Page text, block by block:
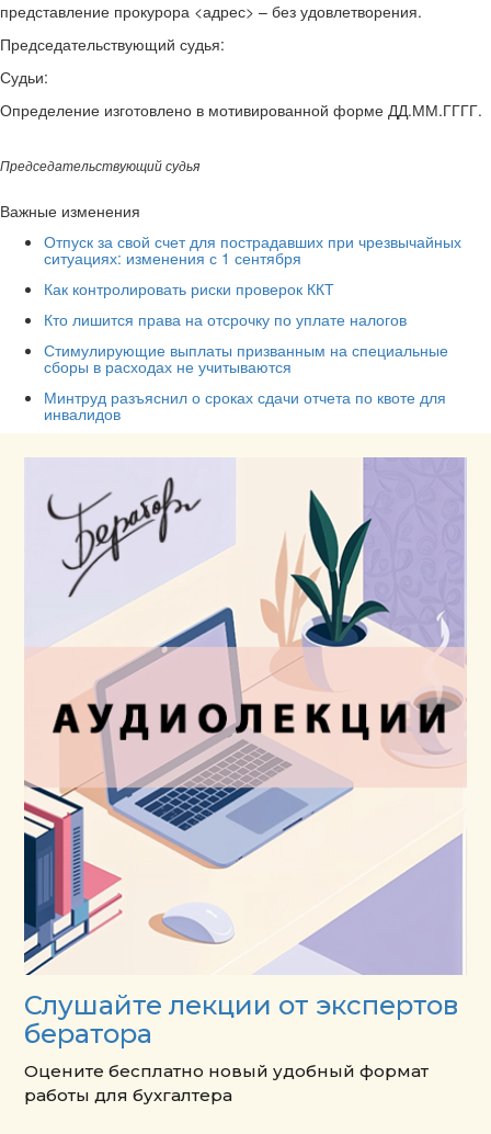
представление прокурора <адрес> – без удовлетворения.
Председательствующий судья:
Судьи:
Определение изготовлено в мотивированной форме ДД.ММ.ГГГГ.
Председательствующий судья
Важные изменения
Отпуск за свой счет для пострадавших при чрезвычайных
ситуациях: изменения с 1 сентября
Как контролировать риски проверок ККТ
Кто лишится права на отсрочку по уплате налогов
Стимулирующие выплаты призванным на специальные
сборы в расходах не учитываются
Минтруд разъяснил о сроках сдачи отчета по квоте для
инвалидов
Слушайте лекции от экспертов
бератора
Оцените бесплатно новый удобный формат
работы для бухгалтера